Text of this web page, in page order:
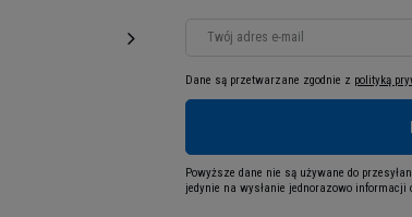
Twój adres e-mail
Dane są przetwarzane zgodnie z polityką
Powyższe dane nie są używane do
jedynie na wysłanie jednorazowo informacji